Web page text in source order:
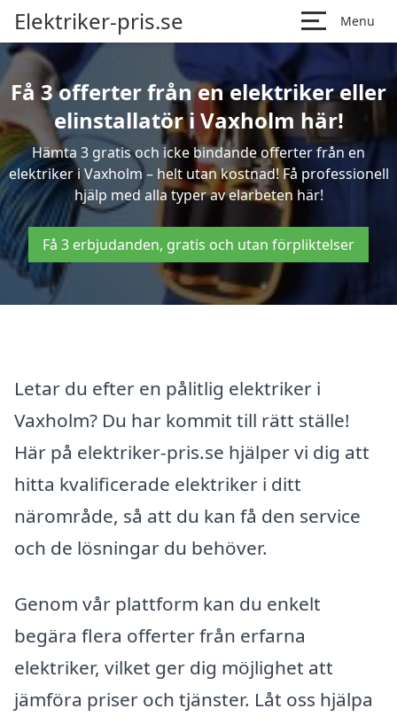
Elektriker-pris.se Menu
Få 3 offerter från en elektriker eller
elinstallatör i Vaxholm här!
Hämta 3 gratis och icke bindande offerter från en
elektriker i Vaxholm – helt utan kostnad! Få professionell
hjälp med alla typer av elarbeten här!
Få 3 erbjudanden, gratis och utan förpliktelser
Letar du efter en pålitlig elektriker i
Vaxholm? Du har kommit till rätt ställe!
Här på elektriker-pris.se hjälper vi dig att
hitta kvalificerade elektriker i ditt
närområde, så att du kan få den service
och de lösningar du behöver.
Genom vår plattform kan du enkelt
begära flera offerter från erfarna
elektriker, vilket ger dig möjlighet att
jämföra priser och tjänster. Låt oss hjälpa